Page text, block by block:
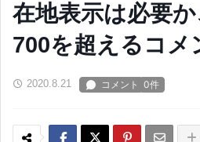
在地表示は必要
700を超えるコメ
2020.8.21